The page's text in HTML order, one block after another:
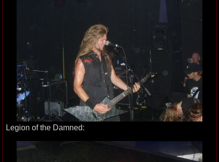
Legion of the Damned: